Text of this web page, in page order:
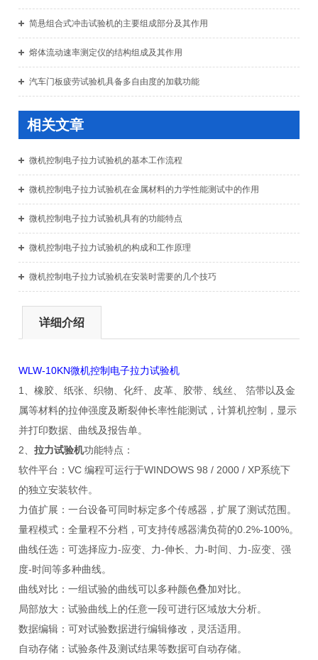
简悬组合式冲击试验机的主要组成部分及其作用
熔体流动速率测定仪的结构组成及其作用
汽车门板疲劳试验机具备多自由度的加载功能
相关文章
微机控制电子拉力试验机的基本工作流程
微机控制电子拉力试验机在金属材料的力学性能测试中的作用
微机控制电子拉力试验机具有的功能特点
微机控制电子拉力试验机的构成和工作原理
微机控制电子拉力试验机在安装时需要的几个技巧
详细介绍
WLW-10KN微机控制电子拉力试验机
1、橡胶、纸张、织物、化纤、皮革、胶带、线丝、 箔带以及金
属等材料的拉伸强度及断裂伸长率性能测试，计算机控制，显示
并打印数据、曲线及报告单。
2、拉力试验机功能特点：
软件平台：VC 编程可运行于WINDOWS 98 / 2000 / XP系统下
的独立安装软件。
力值扩展：一台设备可同时标定多个传感器，扩展了测试范围。
量程模式：全量程不分档，可支持传感器满负荷的0.2%-100%。
曲线任选：可选择应力-应变、力-伸长、力-时间、力-应变、强
度-时间等多种曲线。
曲线对比：一组试验的曲线可以多种颜色叠加对比。
局部放大：试验曲线上的任意一段可进行区域放大分析。
数据编辑：可对试验数据进行编辑修改，灵活适用。
自动存储：试验条件及测试结果等数据可自动存储。